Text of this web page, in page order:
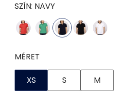
SZÍN: NAVY
MÉRET
XS S M